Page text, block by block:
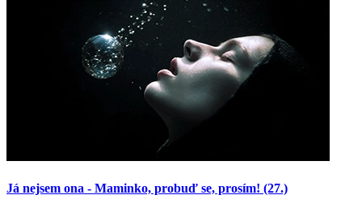
Já nejsem ona - Maminko, probuď se, prosím! (27.)